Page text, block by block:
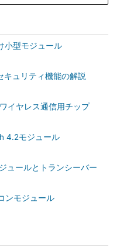
小型モジュール
キュリティ機能の解説
イヤレス通信用チップ
4.2モジュール
ュールとトランシーバー
ンモジュール